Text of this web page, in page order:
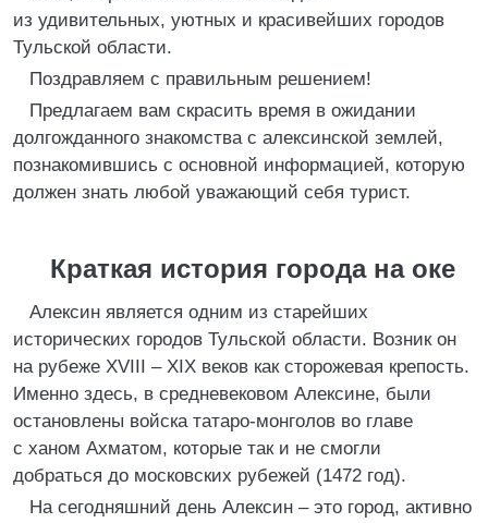
из удивительных, уютных и красивейших городов
Тульской области.
Поздравляем с правильным решением!
Предлагаем вам скрасить время в ожидании
долгожданного знакомства с алексинской землей,
познакомившись с основной информацией, которую
должен знать любой уважающий себя турист.
Краткая история города на оке
Алексин является одним из старейших
исторических городов Тульской области. Возник он
на рубеже XVIII – XIX веков как сторожевая крепость.
Именно здесь, в средневековом Алексине, были
остановлены войска татаро-монголов во главе
с ханом Ахматом, которые так и не смогли
добраться до московских рубежей (1472 год).
На сегодняшний день Алексин – это город, активно